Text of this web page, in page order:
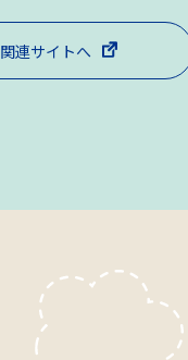
関連サイトへ